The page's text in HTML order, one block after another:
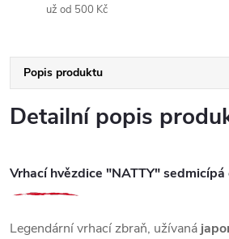
už od 500 Kč
Popis produktu
Detailní popis
Vrhací hvězdice "NATTY" sedmicípá
Legendární vrhací zbraň, užívaná